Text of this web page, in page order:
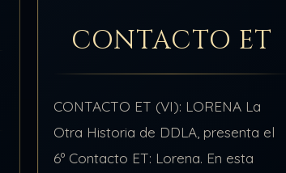
CONTACTO ET
CONTACTO ET (VI): LORENA La
Otra Historia de DDLA, presenta el
6º Contacto ET: Lorena. En esta